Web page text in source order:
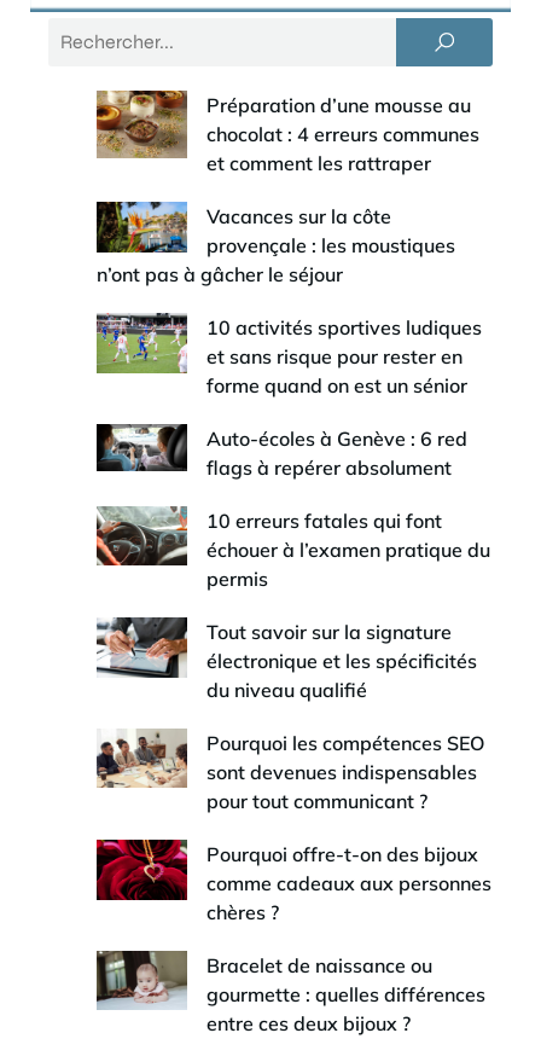
Préparation d’une mousse au
chocolat : 4 erreurs communes
et comment les rattraper
Vacances sur la côte
provençale : les moustiques
n’ont pas à gâcher le séjour
10 activités sportives ludiques
et sans risque pour rester en
forme quand on est un sénior
Auto-écoles à Genève : 6 red
flags à repérer absolument
10 erreurs fatales qui font
échouer à l’examen pratique du
permis
Tout savoir sur la signature
électronique et les spécificités
du niveau qualifié
Pourquoi les compétences SEO
sont devenues indispensables
pour tout communicant ?
Pourquoi offre-t-on des bijoux
comme cadeaux aux personnes
chères ?
Bracelet de naissance ou
gourmette : quelles différences
entre ces deux bijoux ?